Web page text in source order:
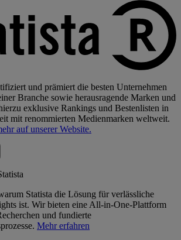
und prämiert die besten Unternehmen
Branche sowie herausragende Marken und
exklusive Rankings und Bestenlisten in
mit renommierten Medienmarken weltweit.
auf unserer Website.
Statista die Lösung für verlässliche
ist. Wir bieten eine All-in-One-Plattform
und fundierte
Mehr erfahren